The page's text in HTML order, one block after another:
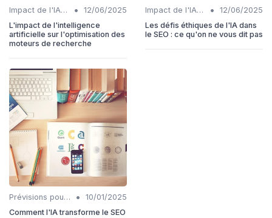
Impact de l'IA sur les rôles SEO •
12/06/2025
L'impact de l'intelligence
artificielle sur l'optimisation des
moteurs de recherche
Impact de l'IA sur les rôles SEO •
12/06/2025
Les défis éthiques de l'IA dans
le SEO : ce qu'on ne vous dit pas
Prévisions pour l'intégration IA et SEO •
10/01/2025
Comment l'IA transforme le SEO